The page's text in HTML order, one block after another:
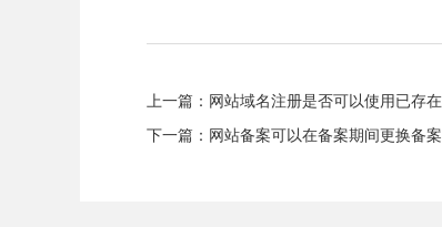
上一篇： 网站域名注册是否可以使用已存
下一篇： 网站备案可以在备案期间更换备